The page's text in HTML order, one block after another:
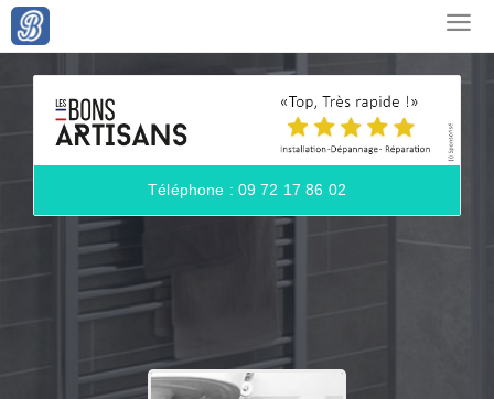
Téléphone : 09 72 17 86 02